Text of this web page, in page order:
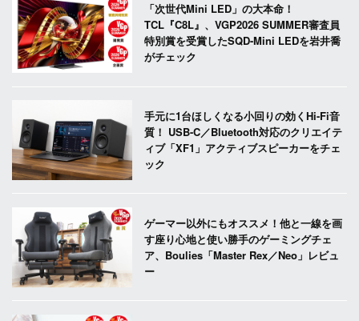
「次世代Mini LED」の大本命！
TCL『C8L』、VGP2026 SUMMER審査員
特別賞を受賞したSQD-Mini LEDを岩井喬
がチェック
手元に1台ほしくなる小回りの効くHi-Fi音
質！ USB-C／Bluetooth対応のクリエイテ
ィブ「XF1」アクティブスピーカーをチェ
ック
ゲーマー以外にもオススメ！他と一線を画
す座り心地と使い勝手のゲーミングチェ
ア、Boulies「Master Rex／Neo」レビュ
ー